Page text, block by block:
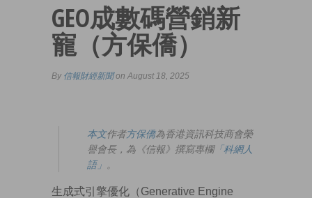
GEO成數碼營銷新
寵（方保僑）
By 信報財經新聞on August 18, 2025
本文作者方保僑為香港資訊科技商會榮
譽會長，為《信報》撰寫專欄「科網人
語」
。
生成式引擎優化（Generative Engine